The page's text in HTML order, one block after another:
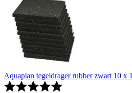
Aquaplan tegeldrager rubber zwart 10 x